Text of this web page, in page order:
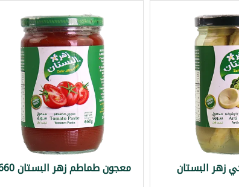
زهر البستان معجون طماطم زهر البستان 660غ